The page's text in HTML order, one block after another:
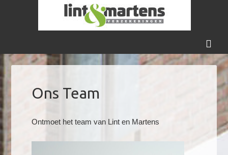
Ons Team
Ontmoet het team van Lint en Martens